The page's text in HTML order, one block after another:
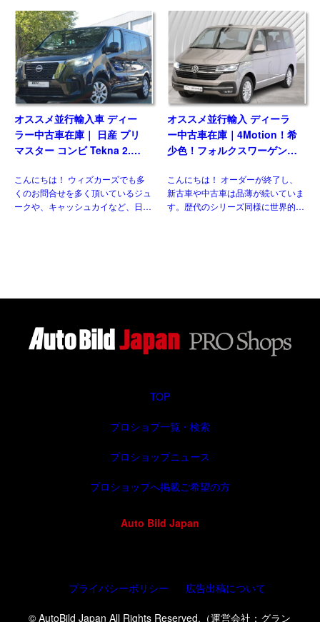
日本市場にひとつも正規導入されて
おりません。そのなかでも欧州で高
い評価を得ている国産メーカ […]
的な仕様があるのをご存じですか？
新世代ダウンサイジングユニットに
統一、クラス最強となるパワ […]
オススメ並行輸入車 ディー
ラー中古車在庫｜ 日産 プリ
マスター コンビ Tekna 2.0
ハンドル
こんにちは！ ウィズカーズでも多
くのお問合せを多く頂いているジュ
ークや、キャッシュカイなど、日本
オススメ並行輸入 ディーラ
ー中古車在庫｜4Motion！希
少色！フォルクスワーゲン
Six SWB 2.0TDI 204PS 7人
乗り 7DSG 左ハンドル
こんにちは！ オーダーが終了し、
新古車や中古車は品薄が続いていま
す。歴代のシリーズ同様に世界的に
TOP
プロショプ一覧・検索
プロショップニュース
プロショップへ掲載ご希望の方
Auto Bild Japan
© AutoBild Japan All Rights Reserved.（運営会社：グラン
プライバシーポリシー 広告出稿について